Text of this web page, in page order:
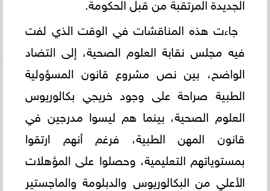
جاءت هذه المناقشات في الوقت الذي لفت
فيه مجلس نقابة العلوم الصحية، إلى التضاد
الواضح، بين نص مشروع قانون المسؤولية
الطبية صراحة على وجود خريجي بكالوريوس
العلوم الصحية، بينما هم ليسوا مدرجين في
قانون المهن الطبية، فرغم أنهم ارتقوا
بمستوياتهم التعليمية، وحصلوا على المؤهلات
الأعلي من البكالوريوس والدبلومة والماجستير